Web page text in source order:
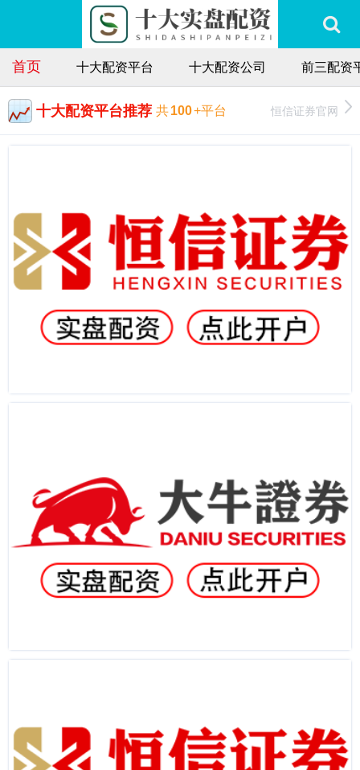
首页 十大配资平台 十大配资公司 前三配资
十大配资平台推荐 共100+平台 恒信证券官网